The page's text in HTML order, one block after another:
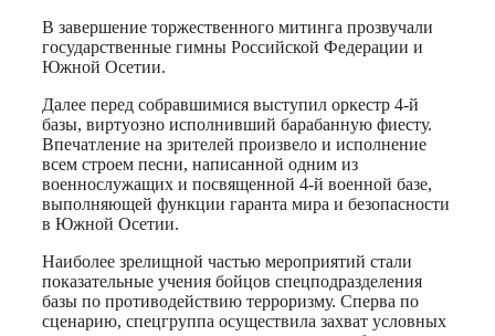
В завершение торжественного митинга прозвучали
государственные гимны Российской Федерации и
Южной Осетии.
Далее перед собравшимися выступил оркестр 4-й
базы, виртуозно исполнивший барабанную фиесту.
Впечатление на зрителей произвело и исполнение
всем строем песни, написанной одним из
военнослужащих и посвященной 4-й военной базе,
выполняющей функции гаранта мира и безопасности
в Южной Осетии.
Наиболее зрелищной частью мероприятий стали
показательные учения бойцов спецподразделения
базы по противодействию терроризму. Сперва по
сценарию, спецгруппа осуществила захват условных